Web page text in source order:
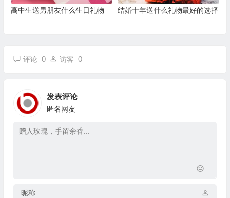
高中生送男朋友什么生日礼物 结婚十年送什么礼物最好的选择
评论 0 访客 0
发表评论
匿名网友
昵称